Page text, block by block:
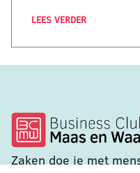
LEES VERDER
Zaken doe je met